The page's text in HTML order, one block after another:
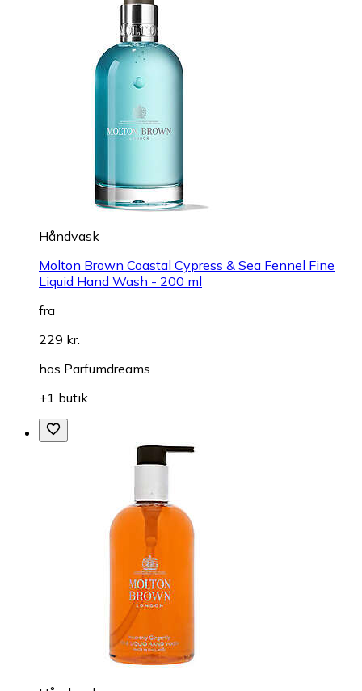
Håndvask
Molton Brown Coastal Cypress & Sea Fennel Fine
Liquid Hand Wash - 200 ml
fra
229 kr.
hos Parfumdreams
+1 butik